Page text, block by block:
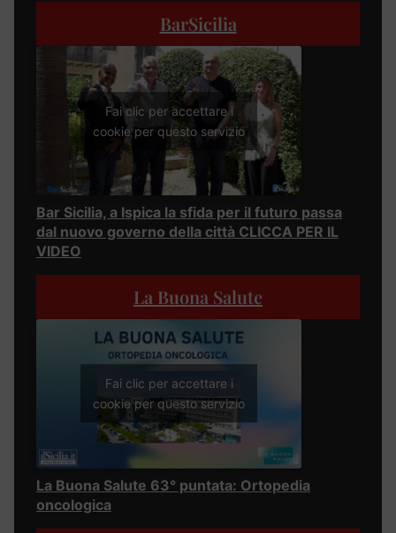
BarSicilia
Fai clic per accettare i
cookie per questo servizio
Bar Sicilia, a Ispica la sfida per il futuro passa
dal nuovo governo della città CLICCA PER IL
VIDEO
La Buona Salute
Fai clic per accettare i
cookie per questo servizio
La Buona Salute 63° puntata: Ortopedia
oncologica